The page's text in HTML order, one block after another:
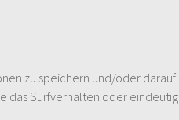
zu speichern und/oder
Surfverhalten oder